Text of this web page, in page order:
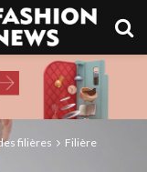
filières
Filière